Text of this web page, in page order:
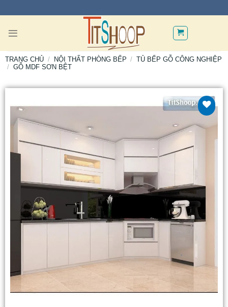
TRANG CHỦ / NỘI THẤT PHÒNG BẾP /
TỦ BẾP GỖ CÔNG NGHIỆP
/
GỖ MDF SƠN BỆT